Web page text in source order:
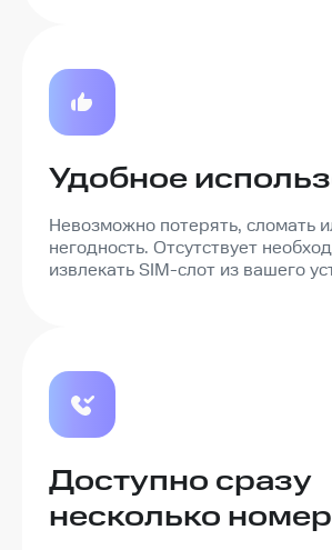
Удобное
Невозможно потерять, сломать
негодность. Отсутствует
извлекать SIM-слот из вашего
Доступно сразу
несколько